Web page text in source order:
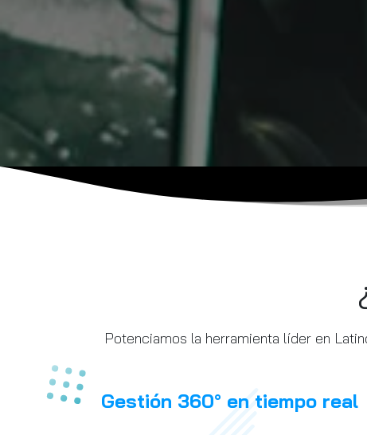
Potenciamos la herramienta líder en
Gestión 360° en tiempo real